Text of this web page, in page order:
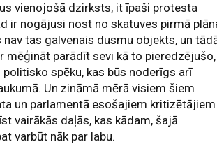
vienojošā dzirksts, it īpaši protesta
ir nogājusi nost no skatuves pirmā
tas galvenais dusmu objekts, un
mēģināt parādīt sevi kā to pieredzējušo,
spēku, kas būs noderīgs arī
Un zināmā mērā visiem šiem
un parlamentā esošajiem kritizētājiem
vairākās daļās, kas kādam, šajā
varbūt nāk par labu.